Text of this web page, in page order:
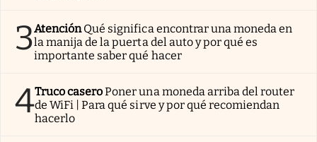
3AtenciónQué significa encontrar una moneda en
la manija de la puerta del auto y por qué es
importante saber qué hacer
4Truco caseroPoner una moneda arriba del router
de WiFi | Para qué sirve y por qué recomiendan
hacerlo